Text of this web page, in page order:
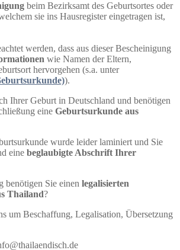
beim Bezirksamt des Geburtsortes oder
sie ins Hausregister eingetragen ist,
werden, dass aus dieser Bescheinigung
wie Namen der Eltern,
hervorgehen (s.a. unter
).
Ihrer Geburt in Deutschland und benötigen
eine Geburtsurkunde aus
wurde leider laminiert und Sie
eine beglaubigte Abschrift Ihrer
benötigen Sie einen legalisierten
Thailand?
um Beschaffung, Legalisation, Übersetzung